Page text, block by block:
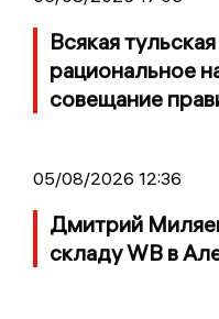
Всякая
рациональное
совещание
05/08/2026 12:36
Дмитрий
складу WB в